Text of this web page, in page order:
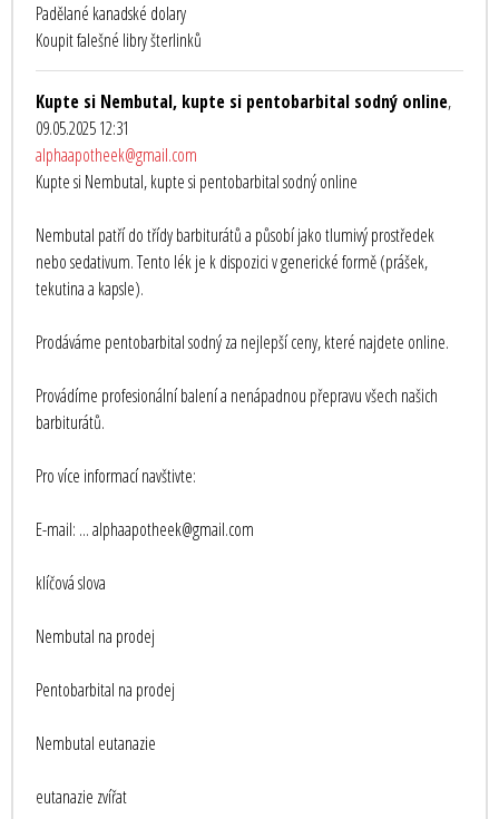
Padělané kanadské dolary
Koupit falešné libry šterlinků
Kupte si Nembutal, kupte si pentobarbital sodný online,
09.05.2025 12:31
alphaapotheek@gmail.com
Kupte si Nembutal, kupte si pentobarbital sodný online
Nembutal patří do třídy barbiturátů a působí jako tlumivý prostředek
nebo sedativum. Tento lék je k dispozici v generické formě (prášek,
tekutina a kapsle).
Prodáváme pentobarbital sodný za nejlepší ceny, které najdete online.
Provádíme profesionální balení a nenápadnou přepravu všech našich
barbiturátů.
Pro více informací navštivte:
E-mail: ... alphaapotheek@gmail.com
klíčová slova
Nembutal na prodej
Pentobarbital na prodej
Nembutal eutanazie
eutanazie zvířat